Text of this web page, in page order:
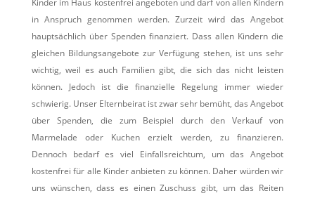
Kinder im Haus kostenfrei angeboten und darf von allen Kindern
in Anspruch genommen werden. Zurzeit wird das Angebot
hauptsächlich über Spenden finanziert. Dass allen Kindern die
gleichen Bildungsangebote zur Verfügung stehen, ist uns sehr
wichtig, weil es auch Familien gibt, die sich das nicht leisten
können. Jedoch ist die finanzielle Regelung immer wieder
schwierig. Unser Elternbeirat ist zwar sehr bemüht, das Angebot
über Spenden, die zum Beispiel durch den Verkauf von
Marmelade oder Kuchen erzielt werden, zu finanzieren.
Dennoch bedarf es viel Einfallsreichtum, um das Angebot
kostenfrei für alle Kinder anbieten zu können. Daher würden wir
uns wünschen, dass es einen Zuschuss gibt, um das Reiten